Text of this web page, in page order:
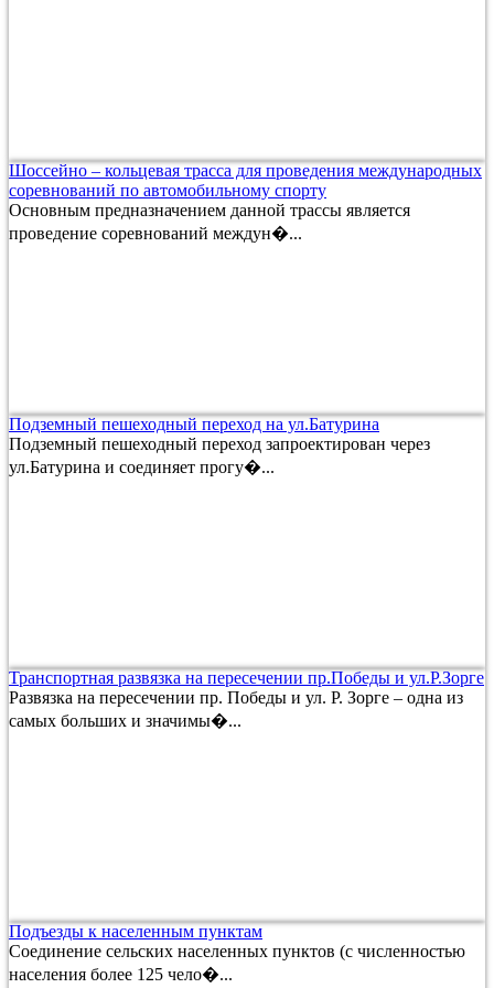
Шоссейно – кольцевая трасса для проведения международных
соревнований по автомобильному спорту
Основным предназначением данной трассы является
проведение соревнований междун�...
Подземный пешеходный переход на ул.Батурина
Подземный пешеходный переход запроектирован через
ул.Батурина и соединяет прогу�...
Транспортная развязка на пересечении пр.Победы и ул.Р.Зорге
Развязка на пересечении пр. Победы и ул. Р. Зорге – одна из
самых больших и значимы�...
Подъезды к населенным пунктам
Соединение сельских населенных пунктов (с численностью
населения более 125 чело�...